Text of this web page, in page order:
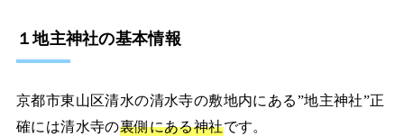
１地主神社の基本情報
京都市東山区清水の清水寺の敷地内にある”地主神社”正
確には清水寺の裏側にある神社です。